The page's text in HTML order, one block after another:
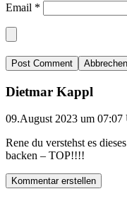
Email *
Abbrechen
Dietmar Kappl
09.August 2023 um 07:07
Rene du verstehst es
backen – TOP!!!!
Kommentar erstellen